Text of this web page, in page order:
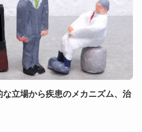
立場から疾患のメカニズム、治